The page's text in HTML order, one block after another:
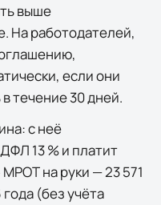
выше
На работодателей,
если они
течение 30 дней.
с неё
13 % и платит
МРОТ на руки —23 571
года (без учёта